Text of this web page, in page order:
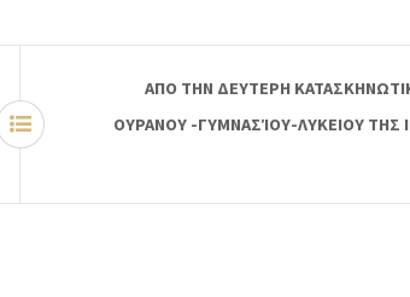
ΑΠΟ ΤΗΝ ΔΕΥΤΕΡΗ
ΟΥΡΑΝΟΥ -ΓΥΜΝΑΣΊΟΥ-ΛΥΚΕΙΟΥ